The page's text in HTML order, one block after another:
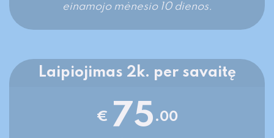
einamojo mėnesio 10 dienos.
Laipiojimas 2k. per savaitę
€ 75 .00